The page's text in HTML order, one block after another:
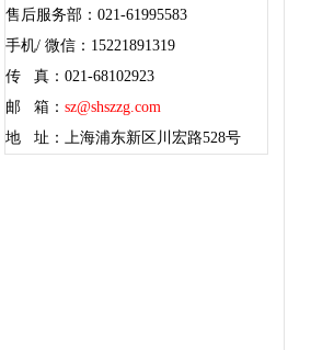
售后服务部：021-61995583
手机/ 微信：15221891319
传 真：021-68102923
邮 箱： sz@shszzg.com
地 址：上海浦东新区川宏路528号